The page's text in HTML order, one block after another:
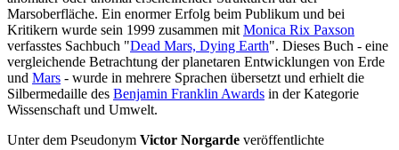
Marsoberfläche. Ein enormer Erfolg beim Publikum und bei
Kritikern wurde sein 1999 zusammen mit Monica Rix Paxson
verfasstes Sachbuch "Dead Mars, Dying Earth". Dieses Buch - eine
vergleichende Betrachtung der planetaren Entwicklungen von Erde
und Mars - wurde in mehrere Sprachen übersetzt und erhielt die
Silbermedaille des Benjamin Franklin Awards in der Kategorie
Wissenschaft und Umwelt.
Unter dem Pseudonym Victor Norgarde veröffentlichte